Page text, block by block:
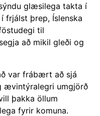
glæsilega takta í
frjálst þrep, Íslenska
til
að mikil gleði og
var frábært að sjá
ævintýralegri umgjörð
þakka öllum
fyrir komuna.